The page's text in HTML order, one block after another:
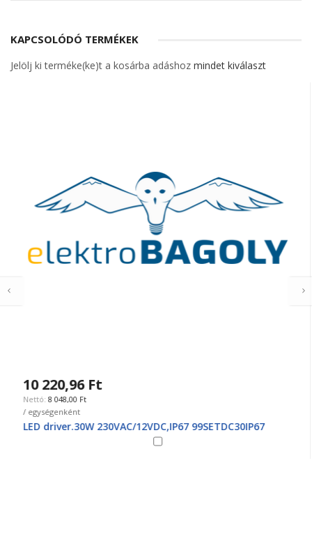
KAPCSOLÓDÓ TERMÉKEK
Jelölj ki terméke(ke)t a kosárba adáshoz mindet kiválaszt
10 220,96 Ft
8 048,00 Ft
/ egységenként
LED driver.30W 230VAC/12VDC,IP67 99SETDC30IP67